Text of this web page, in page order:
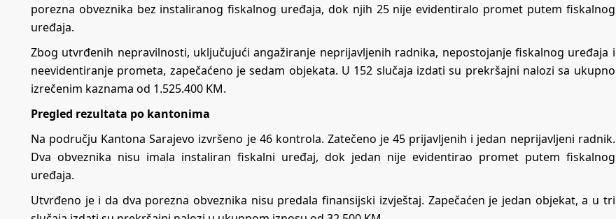
porezna obveznika bez instaliranog fiskalnog uređaja, dok njih 25 nije evidentiralo promet putem fiskalnog
uređaja.
Zbog utvrđenih nepravilnosti, uključujući angažiranje neprijavljenih radnika, nepostojanje fiskalnog uređaja i
neevidentiranje prometa, zapečaćeno je sedam objekata. U 152 slučaja izdati su prekršajni nalozi sa ukupno
izrečenim kaznama od 1.525.400 KM.
Pregled rezultata po kantonima
Na području Kantona Sarajevo izvršeno je 46 kontrola. Zatečeno je 45 prijavljenih i jedan neprijavljeni radnik.
Dva obveznika nisu imala instaliran fiskalni uređaj, dok jedan nije evidentirao promet putem fiskalnog
uređaja.
Utvrđeno je i da dva porezna obveznika nisu predala finansijski izvještaj. Zapečaćen je jedan objekat, a u tri